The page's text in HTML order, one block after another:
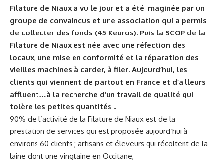
Filature de Niaux a vu le jour et a été imaginée par un
groupe de convaincus et une association qui a permis
de collecter des fonds (45 Keuros). Puis la SCOP de la
Filature de Niaux est née avec une réfection des
locaux, une mise en conformité et la réparation des
vieilles machines à carder, à filer. Aujourd’hui, les
clients qui viennent de partout en France et d’ailleurs
affluent…à la recherche d’un travail de qualité qui
tolère les petites quantités ..
90% de l’activité de la Filature de Niaux est de la
prestation de services qui est proposée aujourd’hui à
environs 60 clients ; artisans et éleveurs qui récoltent de la
laine dont une vingtaine en Occitane,